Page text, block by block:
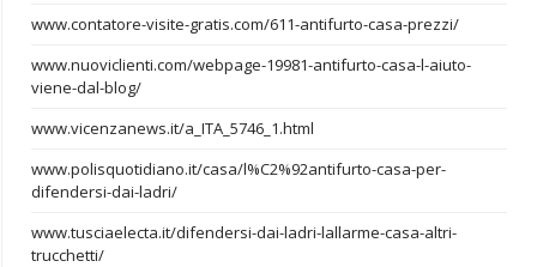
www.contatore-visite-gratis.com/611-antifurto-casa-prezzi/
www.nuoviclienti.com/webpage-19981-antifurto-casa-l-aiuto-
viene-dal-blog/
www.vicenzanews.it/a_ITA_5746_1.html
www.polisquotidiano.it/casa/l%C2%92antifurto-casa-per-
difendersi-dai-ladri/
www.tusciaelecta.it/difendersi-dai-ladri-lallarme-casa-altri-
trucchetti/